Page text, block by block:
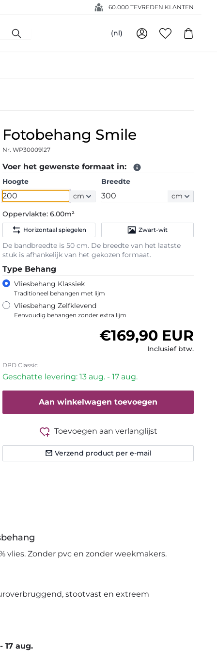
60.000 TEVREDEN KLANTEN
(nl)
Fotobehang Smile
Nr. WP30009127
Voer het gewenste formaat in:
Hoogte
cm
Breedte
cm
Oppervlakte:6.00m²
Horizontaal spiegelen Zwart-wit
De bandbreedte is 50 cm. De breedte van het laatste
stuk is afhankelijk van het gekozen formaat.
Type Behang
Vliesbehang Klassiek
Traditioneel behangen met lijm
Vliesbehang Zelfklevend
Eenvoudig behangen zonder extra lijm
Normale prijs
€169,90 EUR
Inclusief btw.
DPD Classic
Geschatte levering: 13 aug. - 17 aug.
Aan winkelwagen toevoegen
Toevoegen aan verlanglijst
Verzend product per e-mail
vlies. Zonder pvc en zonder weekmakers.
stootvast en extreem
- 17 aug.